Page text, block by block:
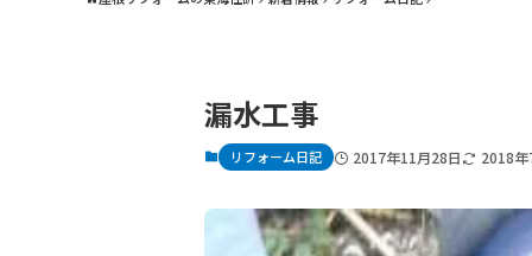
漏水工事
リフォーム日記 2017年11月28日 2018